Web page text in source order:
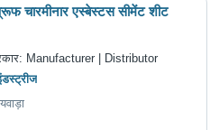
चारमीनार एस्बेस्टस सीमेंट शीट
Manufacturer | Distributor